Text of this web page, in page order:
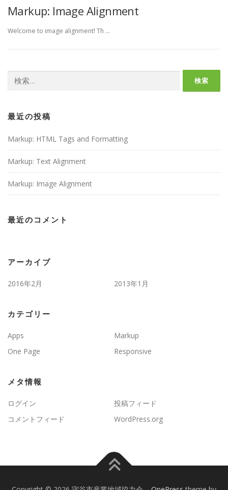
Markup: Image Alignment
Welcome to image alignment! Th …
索:
最近の投稿
Markup: HTML Tags and Formatting
Markup: Text Alignment
Markup: Image Alignment
最近のコメント
アーカイブ
2016年2月 2013年1月
カテゴリー
Apps
Markup
One Page
Responsive
メタ情報
ログイン
投稿フィード
コメントフィード
WordPress.org